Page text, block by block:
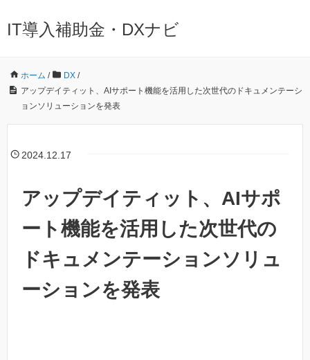
IT導入補助金・DXナビ
ホーム / DX /
アップデイティット、AIサポート機能を活用した次世代のドキュメンテーシ
ョンソリューションを発表
2024.12.17
アップデイティット、AIサポ
ート機能を活用した次世代の
ドキュメンテーションソリュ
ーションを発表